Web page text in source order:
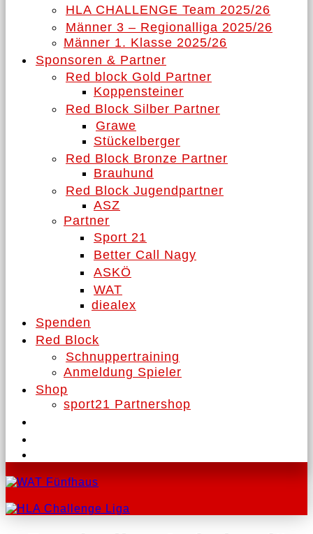
HLA CHALLENGE Team 2025/26
Männer 3 – Regionalliga 2025/26
Männer 1. Klasse 2025/26
Sponsoren & Partner
Red block Gold Partner
Koppensteiner
Red Block Silber Partner
Grawe
Stückelberger
Red Block Bronze Partner
Brauhund
Red Block Jugendpartner
ASZ
Partner
Sport 21
Better Call Nagy
ASKÖ
WAT
diealex
Spenden
Red Block
Schnuppertraining
Anmeldung Spieler
Shop
sport21 Partnershop